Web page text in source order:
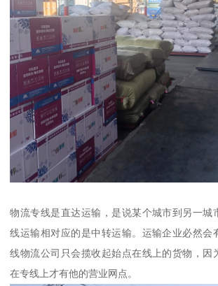
物流专线是直达运输，是说某个城市到另一城
线运输相对应的是中转运输。运输企业必然会
线物流公司只会揽收起始点在线上的货物，因
在专线上才有他的营业网点。